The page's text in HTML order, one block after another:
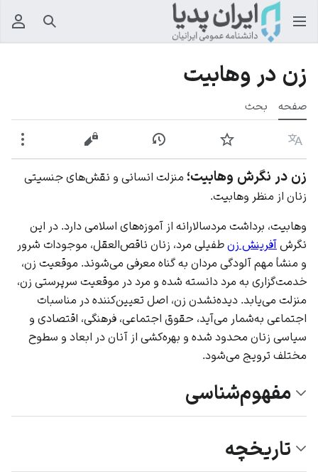
جستجو
زن در وهابیت
صفحه بحث
زبان پیگیری نمایش تاریخچهنمایش مبدأ
زن در نگرش وهابیت؛ منزلت انسانی و نقش‌های جنسیتی
زنان از منظر وهابیت.
وهابیت، برداشت مردسالارانه از آموزه‌های اسلامی دارد. در این
نگرش آفرینش زن طفیلی مرد، زنان ناقص‌العقل، موجودات شرور
و منشأ مهم آلودگی مردان به گناه معرفی می‌شوند. موقعیت زن،
خدمت‌گزاری به مرد دانسته شده و مرد در موقعیت سرپرستی زن،
منزلت می‌یابد. دیده‌نشدن زن، اصل تعیین‌کننده در مناسبات
اجتماعی به‌شمار می‌آید، حقوق اجتماعی، فرهنگی، اقتصادی و
سیاسی زنان محدود شده و بهره‌کشی از آنان در ابعاد و سطوح
مختلف ترویج می‌شود.
مفهوم‌شناسی
تاریخچه